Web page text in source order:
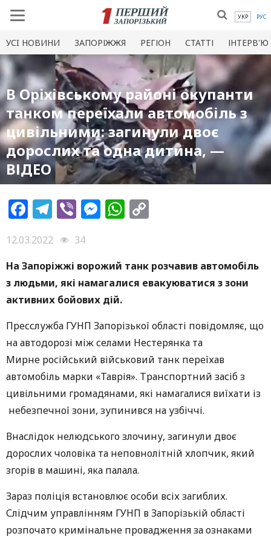
УКР РУС
УСI НОВИНИ ЗАПОРІЖЖЯ РЕГІОН СТАТТІ ІНТЕРВ'Ю
В Оріхівському районі окупанти
танком переїхали автомобіль з
цивільними: загинули двоє
дорослих та одна дитина, —
ВІДЕО
Facebook
Telegram
ViberMessenger
WhatsApp
12.03.2022
34
На Запоріжжі ворожий танк розчавив автомобіль
з людьми, які намагалися евакуюватися з зони
активних бойових дій.
Пресслужба ГУНП Запорізької області повідомляє, що
на автодорозі між селами Нестерянка та
Мирне російський військовий танк переїхав
автомобіль марки «Таврія». Транспортний засіб з
цивільними громадянами, які намагалися виїхати із
небезпечної зони, зупинився на узбіччі.
Внаслідок нелюдського злочину, загинули двоє
дорослих чоловіка та неповнолітній хлопчик, який
згорів в машині, яка палала.
Зараз поліція встановлює особи всіх загиблих.
Слідчим управлінням ГУНП в Запорізькій області
розпочато кримінальне провадження за ознаками